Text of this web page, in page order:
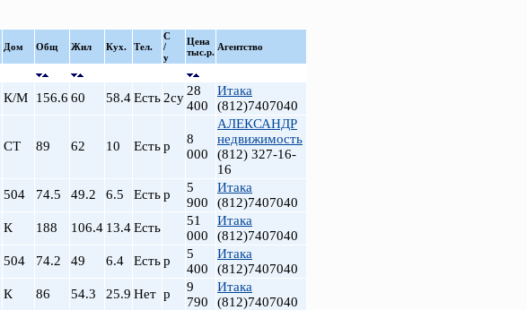
Звенигородская
Кировский завод
Крестовский о-в
Ладожская
Ломоносовская
Московская
Московские ворота
Дом Общ Жил Кух. Тел.
С
/
у
Цена
тыс.р. Агентство
К/М 156.6 60 58.4Есть 2су 28
400
Итака
(812)7407040
СТ 89 62 10 Естьр
8
000
АЛЕКСАНДР
недвижимость
(812) 327-16-
16
504 74.5 49.2 6.5 Естьр
5
900
Итака
(812)7407040
К 188 106.4 13.4Есть
51
000
Итака
(812)7407040
504 74.2 49 6.4 Естьр
5
400
Итака
(812)7407040
К 86 54.3 25.9 Нет р
9
790
Итака
(812)7407040